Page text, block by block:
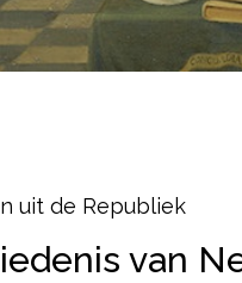
uit de Republiek
van